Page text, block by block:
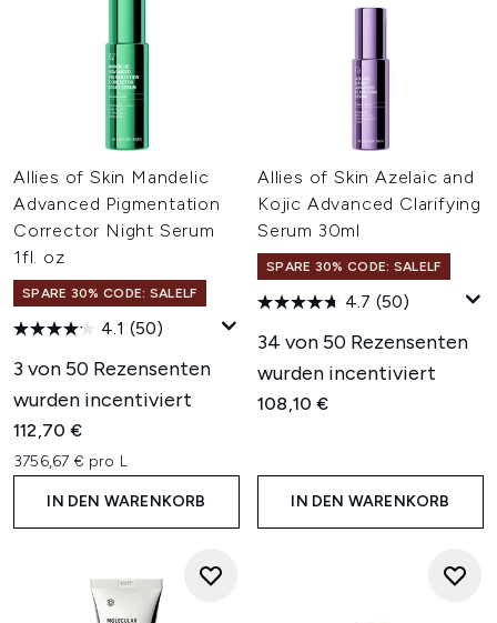
Allies of Skin Mandelic
Advanced Pigmentation
Corrector Night Serum
1fl. oz
SPARE 30% CODE: SALELF
4.1 (50)
3 von 50 Rezensenten
wurden incentiviert
112,70 €
3756,67 € pro L
IN DEN WARENKORB
Allies of Skin Azelaic and
Kojic Advanced Clarifying
Serum 30ml
SPARE 30% CODE: SALELF
4.7 (50)
34 von 50 Rezensenten
wurden incentiviert
108,10 €
IN DEN WARENKORB